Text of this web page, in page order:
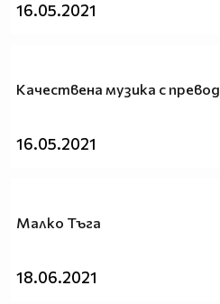
16.05.2021
Качествена музика с превод
16.05.2021
Малко Тъга
18.06.2021